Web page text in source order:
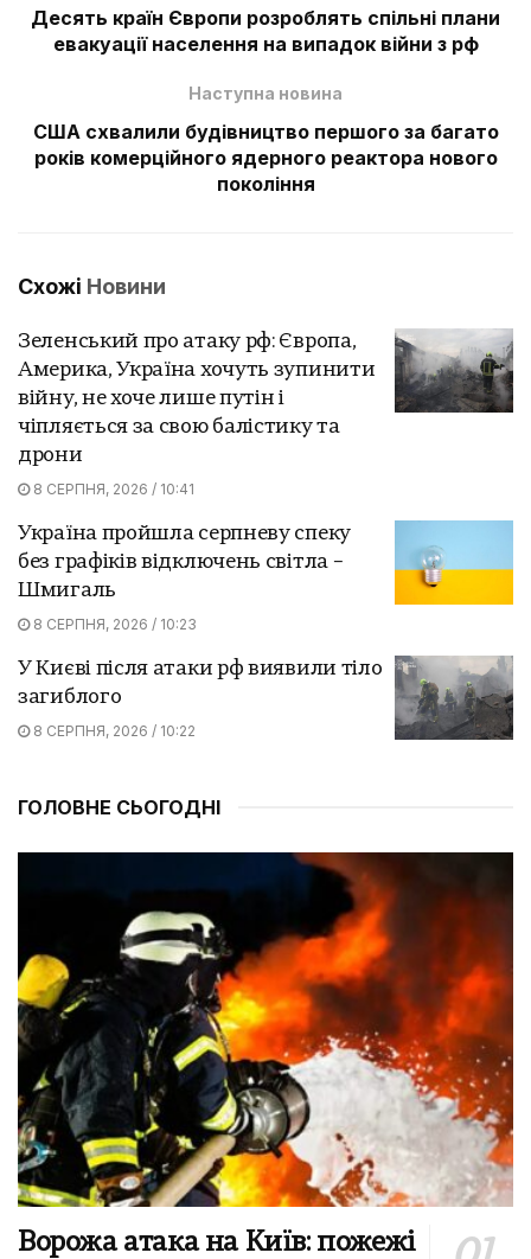
Десять країн Європи розроблять спільні плани
евакуації населення на випадок війни з рф
Наступна новина
США схвалили будівництво першого за багато
років комерційного ядерного реактора нового
покоління
Схожі Новини
Зеленський про атаку рф: Європа,
Америка, Україна хочуть зупинити
війну, не хоче лише путін і
чіпляється за свою балістику та
дрони
8 СЕРПНЯ, 2026 / 10:41
Україна пройшла серпневу спеку
без графіків відключень світла –
Шмигаль
8 СЕРПНЯ, 2026 / 10:23
У Києві після атаки рф виявили тіло
загиблого
8 СЕРПНЯ, 2026 / 10:22
ГОЛОВНЕ СЬОГОДНІ
Ворожа атака на Київ: пожежі